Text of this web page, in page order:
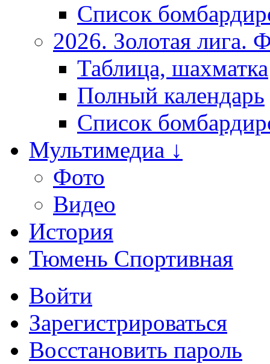
Список
2026. Золотая
Таблица, шахматка
Полный календарь
Список
Мультимедиа ↓
Фото
Видео
История
Тюмень Спортивная
Войти
Зарегистрироваться
Восстановить пароль